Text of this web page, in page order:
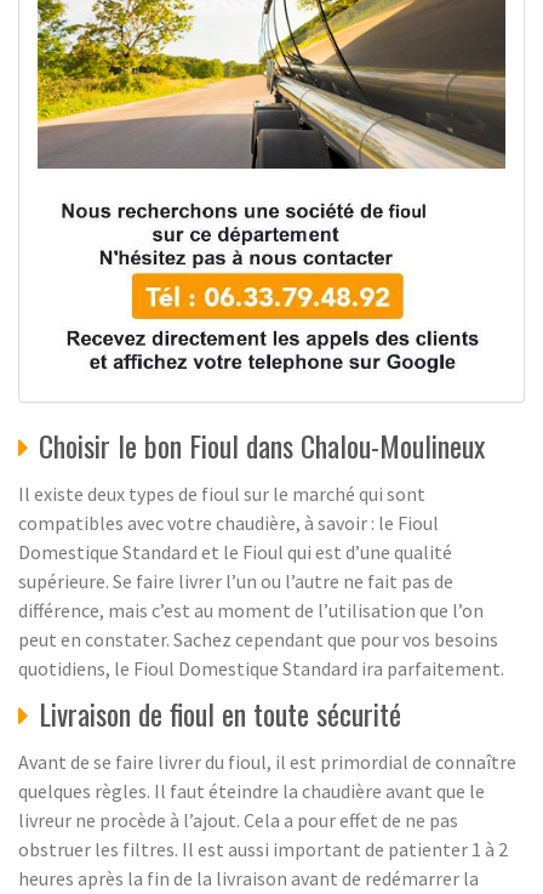
Choisir le bon Fioul dans Chalou-Moulineux
Il existe deux types de fioul sur le marché qui sont
compatibles avec votre chaudière, à savoir : le Fioul
Domestique Standard et le Fioul qui est d’une qualité
supérieure. Se faire livrer l’un ou l’autre ne fait pas de
différence, mais c’est au moment de l’utilisation que l’on
peut en constater. Sachez cependant que pour vos besoins
quotidiens, le Fioul Domestique Standard ira parfaitement.
Livraison de fioul en toute sécurité
Avant de se faire livrer du fioul, il est primordial de connaître
quelques règles. Il faut éteindre la chaudière avant que le
livreur ne procède à l’ajout. Cela a pour effet de ne pas
obstruer les filtres. Il est aussi important de patienter 1 à 2
heures après la fin de la livraison avant de redémarrer la